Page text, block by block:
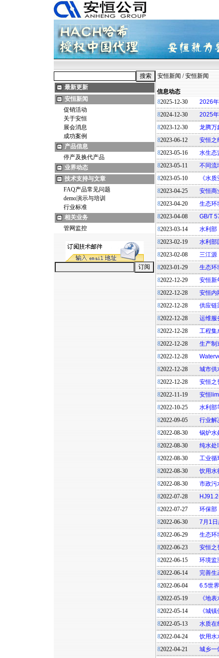
最新更新
安恒新闻
促销活动
关于安恒
展会消息
成功案例
产品信息
停产及换代产品
业界动态
技术支持与文章
FAQ产品常见问题
demo演示与培训
行业标准
相关业务
管网监控
安恒新闻 /安恒新闻
信息动态
82025-12-30
2026
82024-12-30
2025
82023-12-30
龙腾万
82023-06-12
安恒之
82023-05-16
水生态
82023-05-11
不同流
82023-05-10
《水
82023-04-25
安恒商
82023-04-20
生态环
82023-04-08
GB/T
82023-03-14
水利部
82023-02-19
水利部
82023-02-08
三江源
82023-01-29
生态环
82022-12-29
安恒新
82022-12-28
安恒内
82022-12-28
供应链
82022-12-28
运维服
82022-12-28
工程集
82022-12-28
生产制
82022-12-28
82022-12-28
城市供
82022-12-28
安恒之
82022-11-19
安恒
82022-10-25
水利部
82022-09-05
行业解
82022-08-30
锅炉水
82022-08-30
纯水处
82022-08-30
工业循
82022-08-30
饮用水
82022-08-30
市政污
82022-07-28
82022-07-27
环保部
82022-06-30
7月1
82022-06-29
生态环
82022-06-23
安恒之
82022-06-15
环境监
82022-06-14
完善生
82022-06-04
6.5世
82022-05-19
《地
82022-05-14
《城
82022-05-13
水质在
82022-04-24
饮用水
82022-04-21
城乡一